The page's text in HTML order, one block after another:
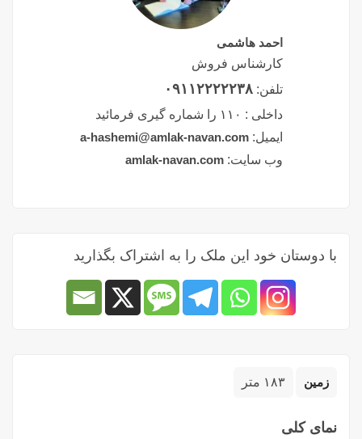
زمین ۱۸۳ متر
نمای کلی
احمد هاشمی
کارشناس فروش
تلفن: ۰۹۱۱۲۲۲۲۲۳۸
داخلی : ۱۱۰ را شماره گیری فرمائید
ایمیل: a-hashemi@amlak-navan.com
وب سایت: amlak-navan.com
با دوستان خود این ملک را به اشتراک بگذارید